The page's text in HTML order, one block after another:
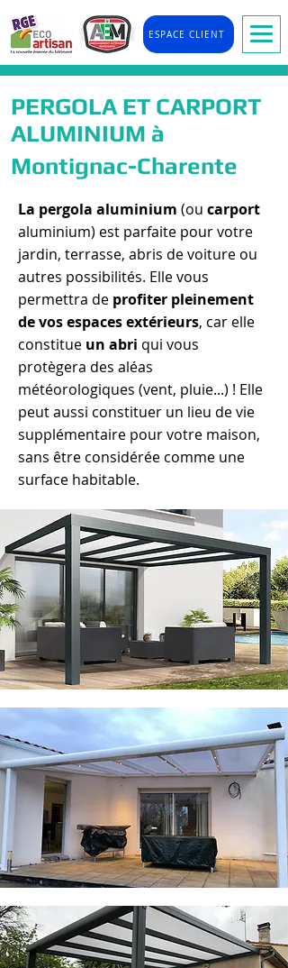
ESPACE CLIENT
PERGOLA ET CARPORT
ALUMINIUM à
Montignac-Charente
La pergola aluminium (ou carport
aluminium) est parfaite pour votre
jardin, terrasse, abris de voiture ou
autres possibilités. Elle vous
permettra de profiter pleinement
de vos espaces extérieurs, car elle
constitue un abri qui vous
protègera des aléas
météorologiques (vent, pluie...) ! Elle
peut aussi constituer un lieu de vie
supplémentaire pour votre maison,
sans être considérée comme une
surface habitable.